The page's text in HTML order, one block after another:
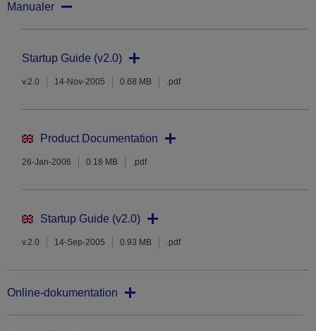
Manualer
Startup Guide (v2.0)
v.2.0 14-Nov-2005 0.68 MB .pdf
Product Documentation
26-Jan-2006 0.18 MB .pdf
Startup Guide (v2.0)
v.2.0 14-Sep-2005 0.93 MB .pdf
Online-dokumentation